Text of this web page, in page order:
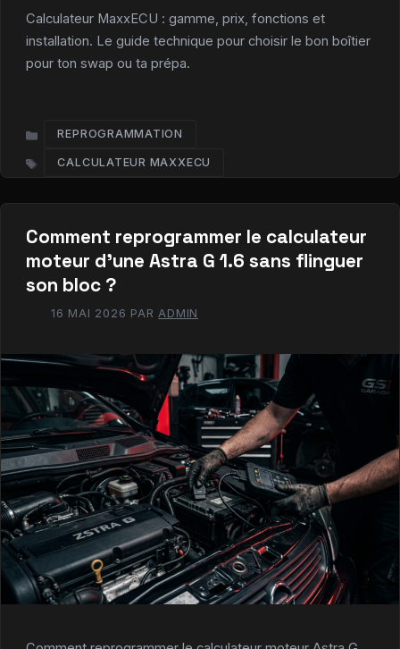
Calculateur MaxxECU : gamme, prix, fonctions et
installation. Le guide technique pour choisir le bon boîtier
pour ton swap ou ta prépa.
CATÉGORIES
REPROGRAMMATION
ÉTIQUETTES
CALCULATEUR MAXXECU​
Comment reprogrammer le calculateur
moteur d’une Astra G 1.6 sans flinguer
son bloc ?
16 MAI 2026 PARADMIN